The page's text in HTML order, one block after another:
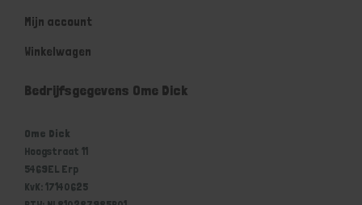
Mijn account
Winkelwagen
Bedrijfsgegevens Ome Dick
Ome Dick
Hoogstraat 11
5469EL Erp
KvK: 17140625